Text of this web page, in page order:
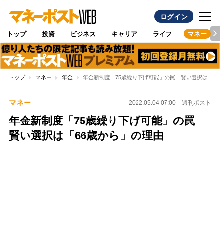
ログイン
トップ 投資 ビジネス キャリア ライフ マネー
トップ マネー 年金 年金新制度「75歳繰り下げ可能」の罠 賢い選択は「66
マネー 2022.05.04 07:00 週刊ポスト
年金新制度「75歳繰り下げ可能」の罠
賢い選択は「66歳から」の理由